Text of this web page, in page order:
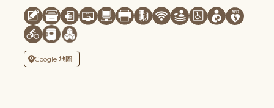
Google 地圖